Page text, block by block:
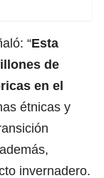
“Esta
de
en el
étnicas y
invernadero.